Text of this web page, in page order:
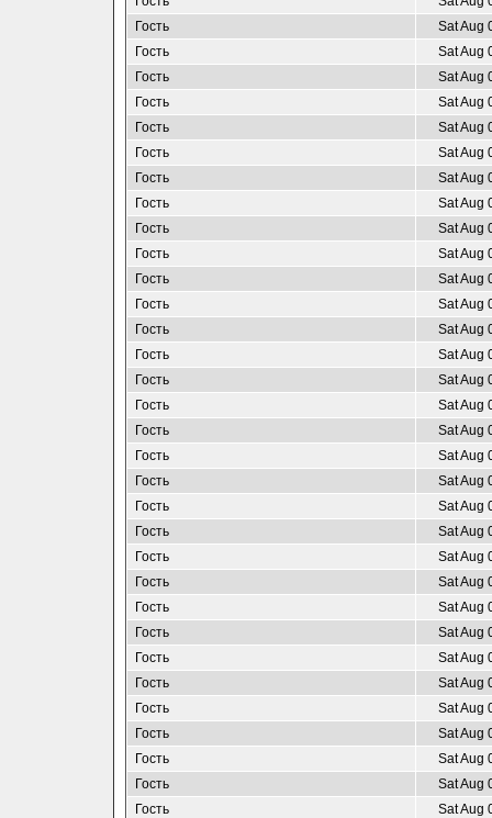
Гость
Sat Aug
Гость
Sat Aug
Гость
Sat Aug
Гость
Sat Aug
Гость
Sat Aug
Гость
Sat Aug
Гость
Sat Aug
Гость
Sat Aug
Гость
Sat Aug
Гость
Sat Aug
Гость
Sat Aug
Гость
Sat Aug
Гость
Sat Aug
Гость
Sat Aug
Гость
Sat Aug
Гость
Sat Aug
Гость
Sat Aug
Гость
Sat Aug
Гость
Sat Aug
Гость
Sat Aug
Гость
Sat Aug
Гость
Sat Aug
Гость
Sat Aug
Гость
Sat Aug
Гость
Sat Aug
Гость
Sat Aug
Гость
Sat Aug
Гость
Sat Aug
Гость
Sat Aug
Гость
Sat Aug
Гость
Sat Aug
Гость
Sat Aug